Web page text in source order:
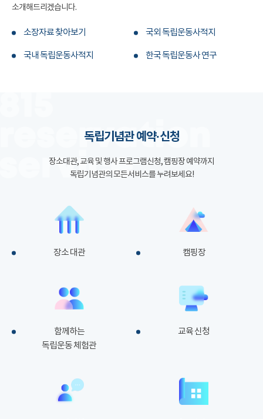
소개해드리겠습니다.
소장자료 찾아보기 국외 독립운동사적지
국내 독립운동사적지 한국 독립운동사 연구
독립기념관 예약·신청
장소대관, 교육 및 행사 프로그램신청, 캠핑장 예약까지
독립기념관의 모든서비스를 누려보세요!
장소 대관 캠핑장
함께하는
독립운동 체험관
교육 신청